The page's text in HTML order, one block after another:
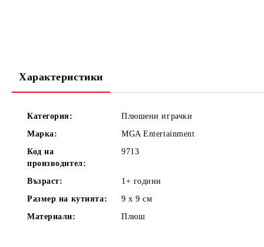
Характеристики
Категория:
Плюшени играчки
Марка:
MGA Entertainment
Код на
производител:
9713
Възраст: 1+ години
Размер на кутията:
9 х 9см
Материали:
Плюш